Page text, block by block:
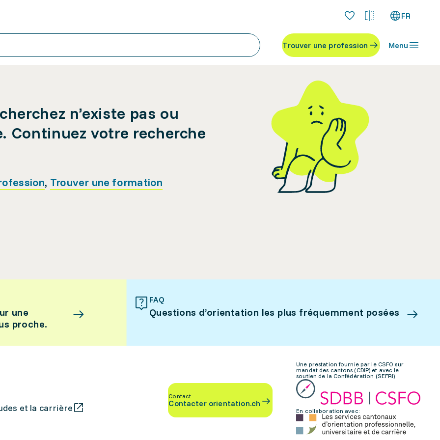
FR
Trouver une profession Menu
n’existe pas ou
Continuez votre recherche
, Trouver une formation
une
proche.
FAQ
Questions d’orientation les plus fréquemment posées
et la carrière
Contact
Contacter orientation.ch
Une prestation fournie par le CSFO sur
mandat des cantons (CDIP) et avec le
soutien de la Confédération (SEFRI)
En collaboration avec: